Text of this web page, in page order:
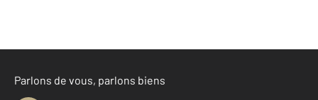
Parlons de vous, parlons biens